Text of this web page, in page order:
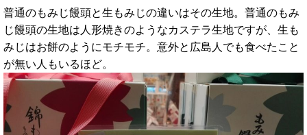
普通のもみじ饅頭と生もみじの違いはその生地。普通のもみ
じ饅頭の生地は人形焼きのようなカステラ生地ですが、生も
みじはお餅のようにモチモチ。意外と広島人でも食べたこと
が無い人もいるほど。